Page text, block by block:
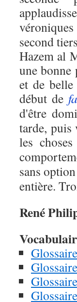
second
Hazem al
une bonne
et de
début de
d'être
tarde, puis
les
sans
entière.
René